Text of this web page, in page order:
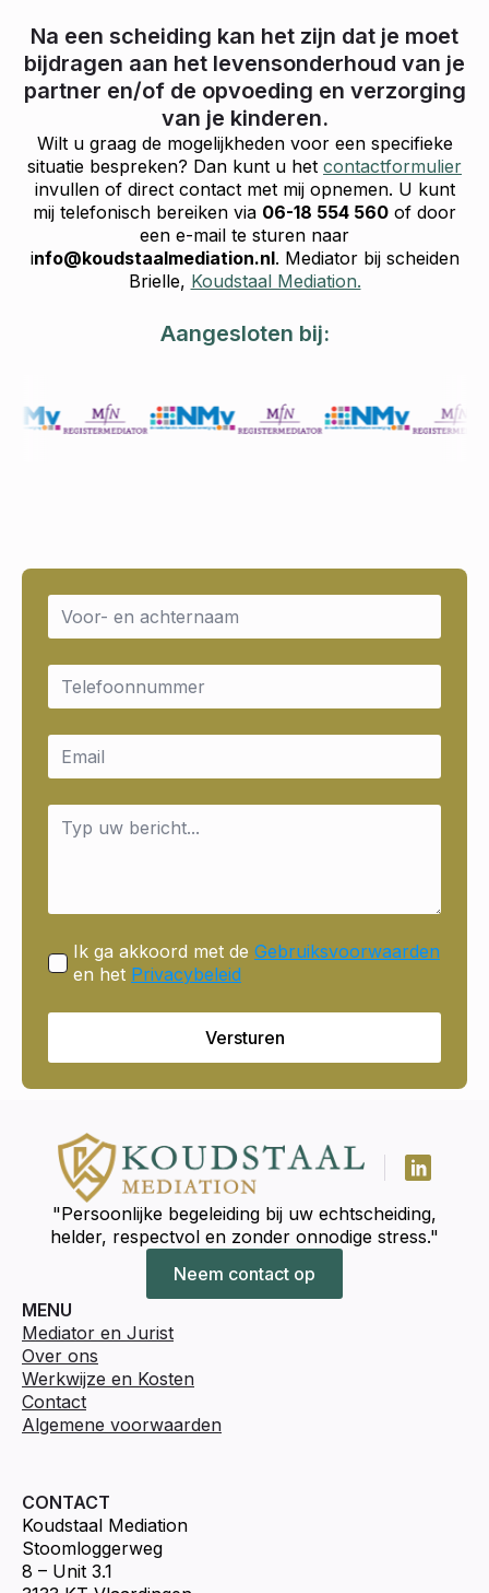
Na een scheiding kan het zijn dat je moet
bijdragen aan het levensonderhoud van je
partner en/of de opvoeding en verzorging
van je kinderen.
Wilt u graag de mogelijkheden voor een specifieke
situatie bespreken? Dan kunt u het contactformulier
invullen of direct contact met mij opnemen. U kunt
mij telefonisch bereiken via 06-18 554 560 of door
een e-mail te sturen naar
info@koudstaalmediation.nl. Mediator bij scheiden
Brielle, Koudstaal Mediation.
Aangesloten bij:
Name
Email
Email
Message
Ik ga akkoord met de Gebruiksvoorwaarden
en het Privacybeleid
Versturen
"Persoonlijke begeleiding bij uw echtscheiding,
helder, respectvol en zonder onnodige stress."
Neem contact op
MENU
Mediator en Jurist
Over ons
Werkwijze en Kosten
Contact
Algemene voorwaarden
CONTACT
Koudstaal Mediation
Stoomloggerweg
8 – Unit 3.1